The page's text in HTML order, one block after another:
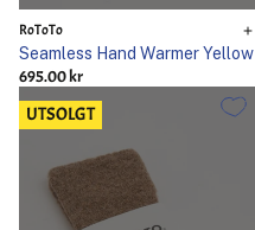
RoToTo
Seamless Hand Warmer Yellow
695.00 kr
UTSOLGT